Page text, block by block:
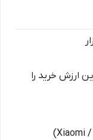
ارزش خرید را